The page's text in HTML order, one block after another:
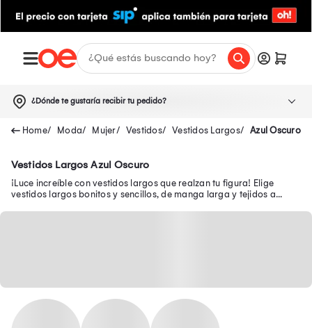
¿Dónde te gustaría recibir tu pedido?
Moda Mujer Vestidos Vestidos Largos Azul Oscuro
Vestidos Largos Azul Oscuro
¡Luce increíble con vestidos largos que realzan tu figura! Elige
vestidos largos bonitos y sencillos, de manga larga y tejidos a